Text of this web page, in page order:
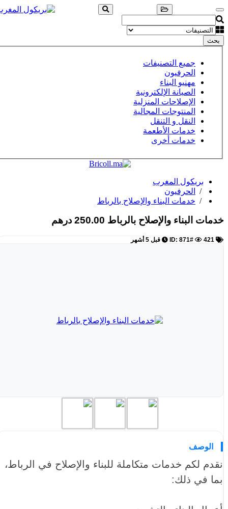
بحث
جميع التصنيفات
الحرفيون
مهنيو البناء
الصيانة الإلكترونية
الإصلاحات المنزلية
المنتوجات المجالية
النقل و التنقل
خدمات الأطعمة
خدمات أخرى
بريكول المغرب
/
الحرفيون
/ خدمات البناء والإصلاح بالرباط
خدمات البناء والإصلاح بالرباط 250.00 درهم
421 قبل 5 أشهر
الوصف
نقدم لكم خدمات متكاملة للبناء والإصلاح في الرباط،
بما في ذلك: